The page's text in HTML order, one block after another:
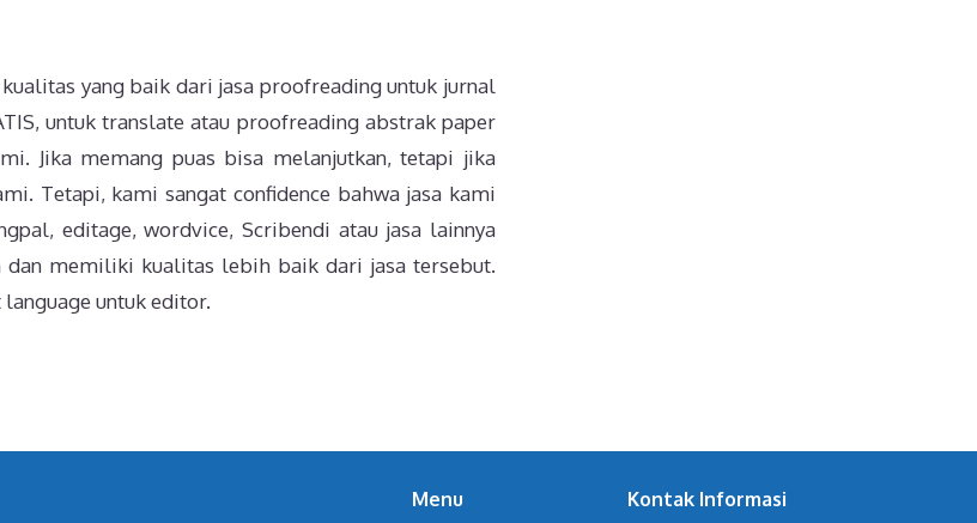
yang baik dari jasa proofreading untuk jurnal
untuk translate atau proofreading abstrak paper
Jika memang puas bisa melanjutkan, tetapi jika
Tetapi, kami sangat confidence bahwa jasa kami
editage, wordvice, Scribendi atau jasa lainnya
dan memiliki kualitas lebih baik dari jasa tersebut.
untuk editor.
Menu Kontak Informasi